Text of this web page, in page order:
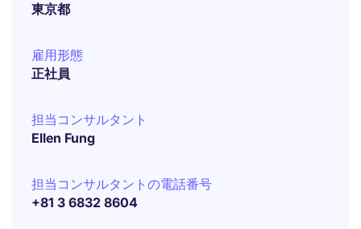
東京都
雇用形態
正社員
担当コンサルタント
Ellen Fung
担当コンサルタントの電話番号
+81 3 6832 8604